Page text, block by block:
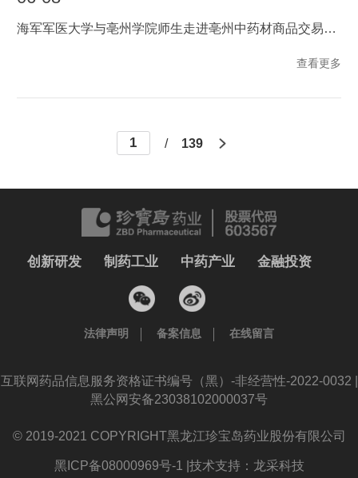
海军军医大学与亳州学院师生走进亳州中药材商品交易中心研学交流
查看更多
/ 139
创新研发 制药工业 中药产业 金融投资
法律声明 备案信息 在线留言
互联网药品信息服务资格证书编号（黑）-非经营性-2022-0032 |
黑公网安备23038102000037号
© 2019-2021 COPYRIGHT黑龙江珍宝岛药业股份有限公司
黑ICP备08000969号-1 | 技术支持：龙采科技